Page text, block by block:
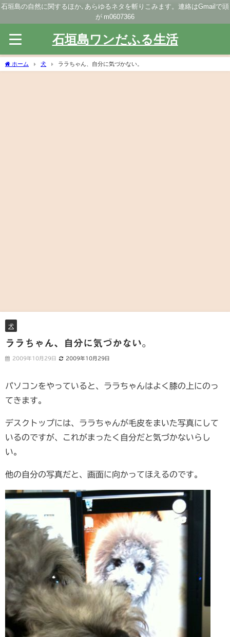
石垣島の自然に関するほか､あらゆるネタを斬りこみます。連絡はGmailで頭
が m0607366
石垣島ワンだふる生活
ホーム 犬 ララちゃん、自分に気づかない。
犬
ララちゃん、自分に気づかない。
2009年10月29日 2009年10月29日
パソコンをやっていると、ララちゃんはよく膝の上にのっ
てきます。
デスクトップには、ララちゃんが毛皮をまいた写真にして
いるのですが、これがまったく自分だと気づかないらし
い。
他の自分の写真だと、画面に向かってほえるのです。